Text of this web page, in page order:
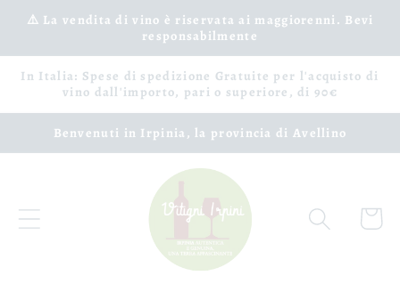
Vai
direttamente
⚠️ La vendita di vino è riservata ai maggiorenni. Bevi
responsabilmente
In Italia: Spese di spedizione Gratuite per l'acquisto di
vino dall'importo, pari o superiore, di 90€
Benvenuti in Irpinia, la provincia di Avellino
Carrello